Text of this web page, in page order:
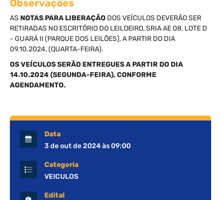
Data
3 de out de 2024 às 09:00
Categoria
VEICULOS
Edital
Observações
AS NOTAS PARA LIBERAÇÃO DOS VEÍCULOS DEVERÃO SER
RETIRADAS NO ESCRITÓRIO DO LEILOEIRO, SRIA AE 08, LOTE D
- GUARÁ II (PARQUE DOS LEILÕES), A PARTIR DO DIA
09.10.2024, (QUARTA-FEIRA).
OS VEÍCULOS SERÃO ENTREGUES A PARTIR DO DIA
14.10.2024 (SEGUNDA-FEIRA), CONFORME
AGENDAMENTO.